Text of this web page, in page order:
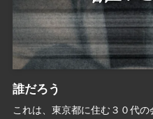
誰だろう
これは、東京都に住む３０代